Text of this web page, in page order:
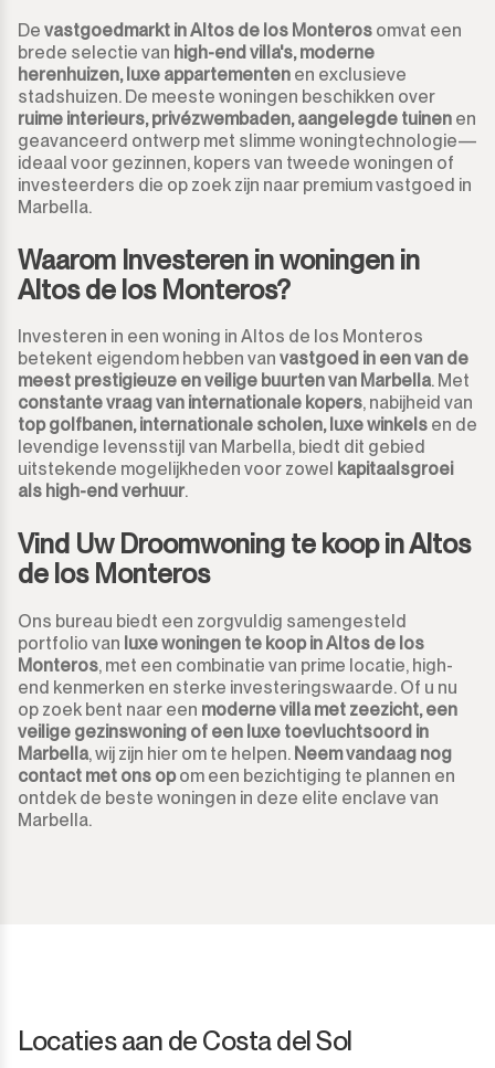
De vastgoedmarkt in Altos de los Monteros omvat een
brede selectie van high-end villa's, moderne
herenhuizen, luxe appartementen en exclusieve
stadshuizen. De meeste woningen beschikken over
ruime interieurs, privézwembaden, aangelegde tuinen en
geavanceerd ontwerp met slimme woningtechnologie—
ideaal voor gezinnen, kopers van tweede woningen of
investeerders die op zoek zijn naar premium vastgoed in
Marbella.
Waarom Investeren in woningen in
Altos de los Monteros?
Investeren in een woning in Altos de los Monteros
betekent eigendom hebben van vastgoed in een van de
meest prestigieuze en veilige buurten van Marbella. Met
constante vraag van internationale kopers, nabijheid van
top golfbanen, internationale scholen, luxe winkels en de
levendige levensstijl van Marbella, biedt dit gebied
uitstekende mogelijkheden voor zowel kapitaalsgroei
als high-end verhuur.
Vind Uw Droomwoning te koop in Altos
de los Monteros
Ons bureau biedt een zorgvuldig samengesteld
portfolio van luxe woningen te koop in Altos de los
Monteros, met een combinatie van prime locatie, high-
end kenmerken en sterke investeringswaarde. Of u nu
op zoek bent naar een moderne villa met zeezicht, een
veilige gezinswoning of een luxe toevluchtsoord in
Marbella, wij zijn hier om te helpen. Neem vandaag nog
contact met ons opom een bezichtiging te plannen en
ontdek de beste woningen in deze elite enclave van
Marbella.
Locaties aan de Costa del Sol